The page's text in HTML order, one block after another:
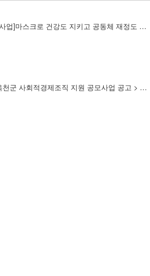
[공고-공동체 재정사업]마스크로 건강도 지키고 공동체 재정도 지켜주세요! ^^ > 공지사항
[모집공고] 2022 옥천군 사회적경제조직 지원 공모사업 공고 > 공지사항